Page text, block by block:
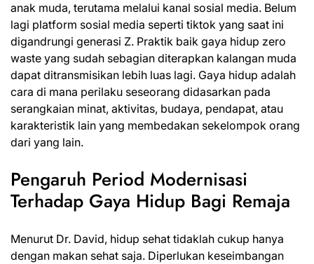
anak muda, terutama melalui kanal sosial media. Belum
lagi platform sosial media seperti tiktok yang saat ini
digandrungi generasi Z. Praktik baik gaya hidup zero
waste yang sudah sebagian diterapkan kalangan muda
dapat ditransmisikan lebih luas lagi. Gaya hidup adalah
cara di mana perilaku seseorang didasarkan pada
serangkaian minat, aktivitas, budaya, pendapat, atau
karakteristik lain yang membedakan sekelompok orang
dari yang lain.
Pengaruh Period Modernisasi
Terhadap Gaya Hidup Bagi Remaja
Menurut Dr. David, hidup sehat tidaklah cukup hanya
dengan makan sehat saja. Diperlukan keseimbangan